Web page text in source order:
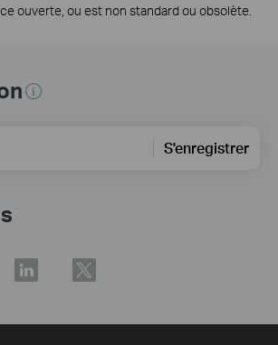
ouverte, ou est non standard ou obsolète.
S'enregistrer